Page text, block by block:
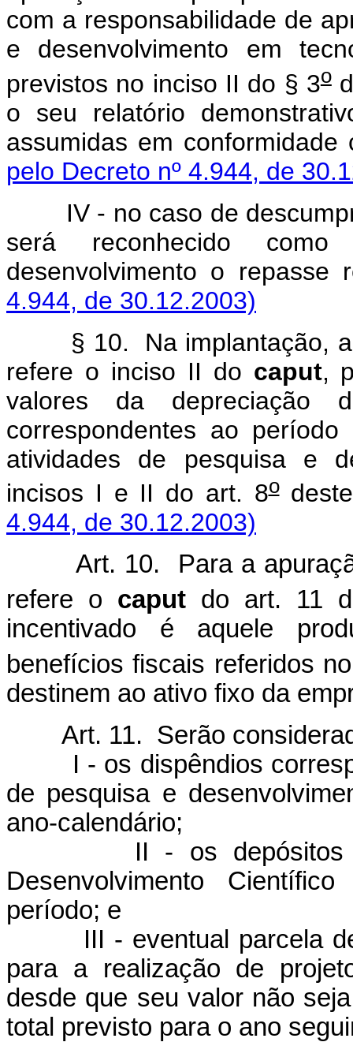
com a responsabilidade de
e desenvolvimento em
previstos no inciso II do § 3o
o seu relatório
assumidas em
pelo Decreto nº 4.944, de
IV - no caso de
será reconhecido
desenvolvimento o repasse
4.944, de 30.12.2003)
§ 10. Na implantação,
refere o inciso II do caput,
valores da depreciação
correspondentes ao
atividades de pesquisa e
incisos I e II do art. 8o
4.944, de 30.12.2003)
Art. 10. Para a apuração
refere o caput do art. 11
incentivado é aquele
benefícios fiscais referidos
destinem ao ativo fixo da
Art. 11. Serão
I - os dispêndios
de pesquisa e
ano-calendário;
II - os depósitos
Desenvolvimento
período; e
III - eventual parcela de
para a realização de
desde que seu valor não
total previsto para o ano